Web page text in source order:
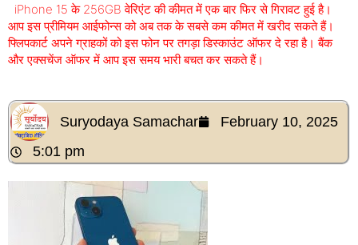
iPhone 15 के 256GB वेरिएंट की कीमत में एक बार फिर से गिरावट हुई है।
आप इस प्रीमियम आईफोन्स को अब तक के सबसे कम कीमत में खरीद सकते हैं।
फ्लिपकार्ट अपने ग्राहकों को इस फोन पर तगड़ा डिस्काउंट ऑफर दे रहा है। बैंक
और एक्सचेंज ऑफर में आप इस समय भारी बचत कर सकते हैं।
Suryodaya Samachar
February 10, 2025
5:01 pm